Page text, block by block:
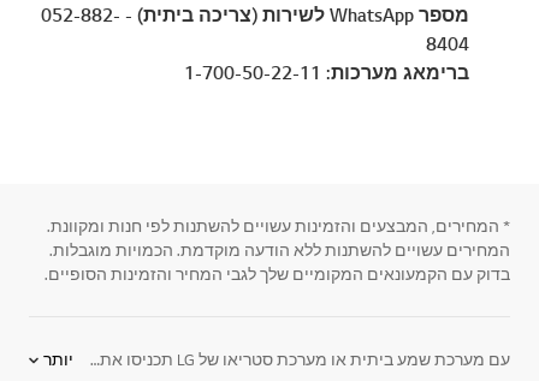
מספר WhatsApp לשירות (צריכה ביתית) - 052-882-
8404
ברימאג מערכות: 1-700-50-22-11
* המחירים, המבצעים והזמינות עשויים להשתנות לפי חנות ומקוונת.
המחירים עשויים להשתנות ללא הודעה מוקדמת. הכמויות מוגבלות.
בדוק עם הקמעונאים המקומיים שלך לגבי המחיר והזמינות הסופיים.
עם מערכת שמע ביתית או מערכת סטריאו של LG תכניסו את ביתכם לעולם של מוזיקה בלחיצת כפתור. מערכות השמע של LG כוללות מגוון רב של תכונות כמו: מערכת מיני עם מכוון FM ויציאת USB 2.0 עם תאימות ל USB 1.1, הקלטה ישירה על התקן USB המאפשרת למערכות HI FI להקליט ישירות מדיסק להתקן USB או מכשיר MP3 בפורמט של MP3, כניסות חיצוניות להתקני אודיו ואוזניות - והכל בעיצוב אופנתי ומלוטש. בנוסף מציעה LG גם מערכות רמקולים, רמקולים שקועים, רמקולים ניידים ורמקולים אלחוטיים שישדרגו את מערכות הטלויזיות ובידור בביתכם. במערכות השמע הביתיות של LG, צליל פוגש עיצוב. כאן תמצאו מערכות סטריאו המאפשרות לכם להשמיע מוזיקה מנגן הMP3 ומכל התקן אודיו אחר, להקליט שירים הנמצאים על דיסק שמע - אל תוך נגני MP3 או התקני USB אחרים, ועוד. תוכלו למצוא ב LG מערכות בידור ביתיות, שגורמות לצילילם להישמע אפילו יותר טוב מאיך שהן נראות. עוד תוכלו למצוא ב LG מגוון רמקולים שתוכלו להתאים למערכות השמע בביתכם. יותר